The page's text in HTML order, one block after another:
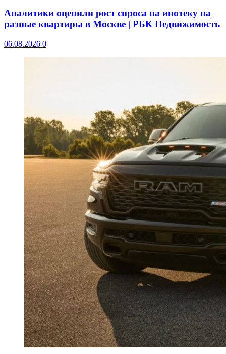
Аналитики оценили рост спроса на ипотеку на
разные квартиры в Москве | РБК Недвижимость
06.08.2026 0